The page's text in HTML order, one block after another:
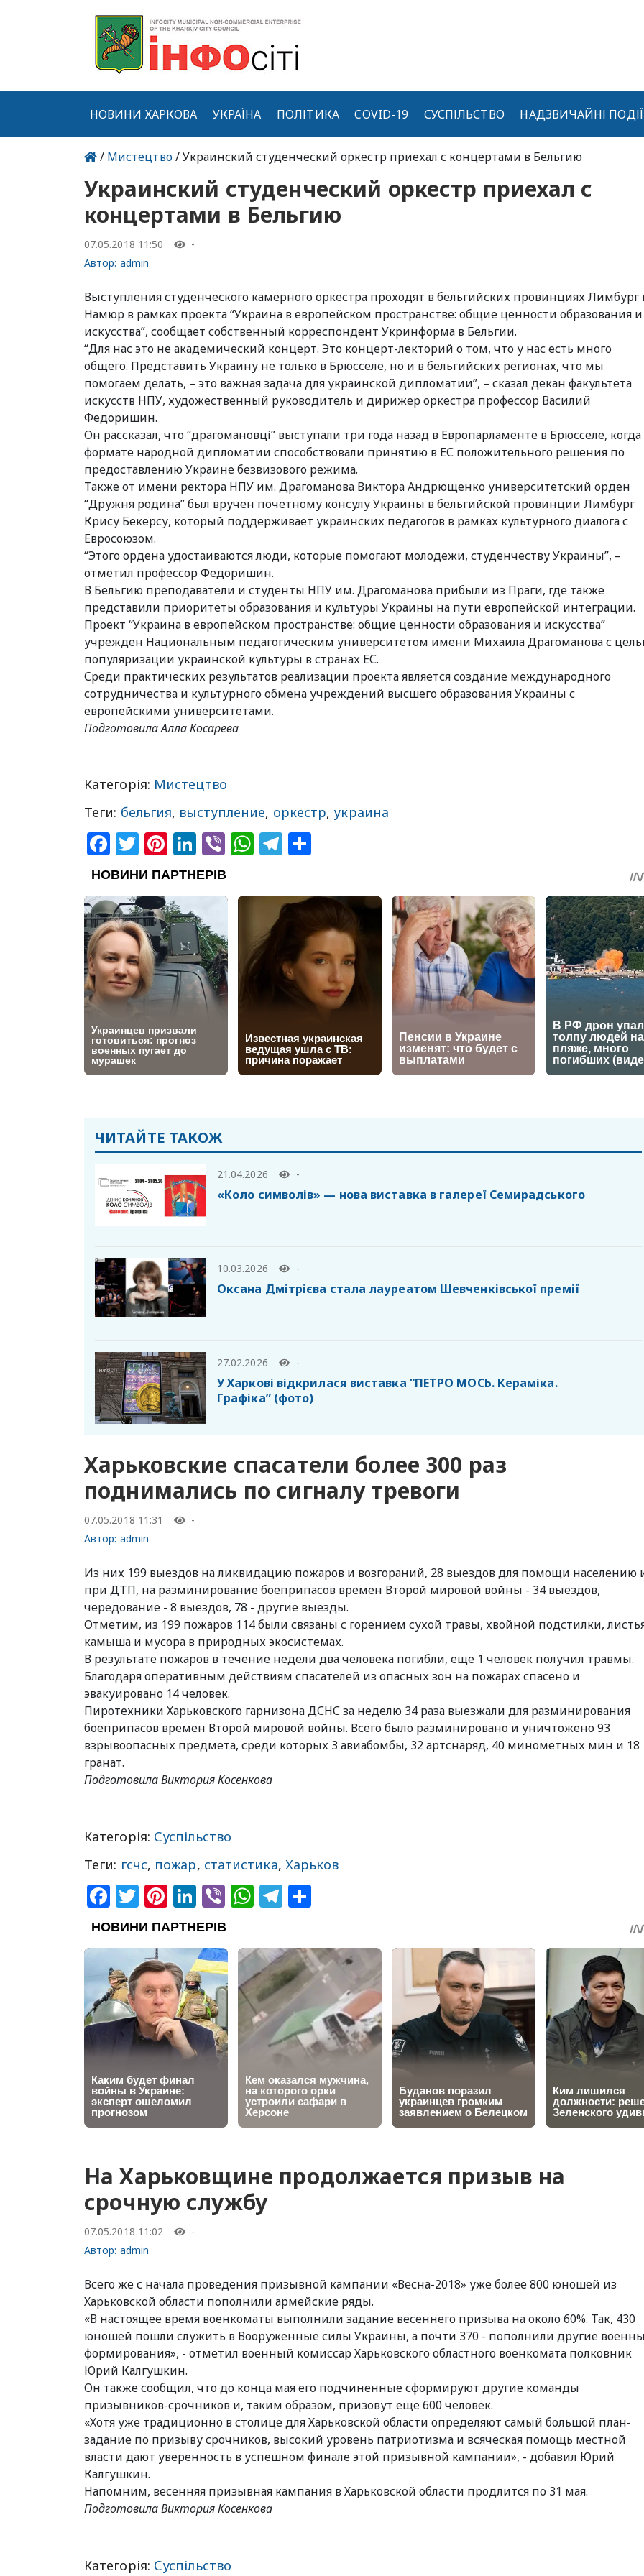
НОВИНИ ХАРКОВА УКРАЇНА ПОЛІТИКА COVID-19 СУСПІЛЬСТВО НАДЗВИЧАЙНІ ПОДІЇ
/ Мистецтво/ Украинский студенческий оркестр приехал с концертами в Бельгию
Украинский студенческий оркестр приехал с
концертами в Бельгию
07.05.2018 11:50
-
Автор: admin
Выступления студенческого камерного оркестра проходят в бельгийских провинциях Лимбург
Намюр в рамках проекта “Украина в европейском пространстве: общие ценности образования и
искусства”, сообщает собственный корреспондент Укринформа в Бельгии.
“Для нас это не академический концерт. Это концерт-лекторий о том, что у нас есть много
общего. Представить Украину не только в Брюсселе, но и в бельгийских регионах, что мы
помогаем делать, – это важная задача для украинской дипломатии”, – сказал декан факультета
искусств НПУ, художественный руководитель и дирижер оркестра профессор Василий
Федоришин.
Он рассказал, что “драгомановці” выступали три года назад в Европарламенте в Брюсселе, когда
формате народной дипломатии способствовали принятию в ЕС положительного решения по
предоставлению Украине безвизового режима.
Также от имени ректора НПУ им. Драгоманова Виктора Андрющенко университетский орден
“Дружня родина” был вручен почетному консулу Украины в бельгийской провинции Лимбург
Крису Бекерсу, который поддерживает украинских педагогов в рамках культурного диалога с
Евросоюзом.
“Этого ордена удостаиваются люди, которые помогают молодежи, студенчеству Украины”, –
отметил профессор Федоришин.
В Бельгию преподаватели и студенты НПУ им. Драгоманова прибыли из Праги, где также
представили приоритеты образования и культуры Украины на пути европейской интеграции.
Проект “Украина в европейском пространстве: общие ценности образования и искусства”
учрежден Национальным педагогическим университетом имени Михаила Драгоманова с
популяризации украинской культуры в странах ЕС.
Среди практических результатов реализации проекта является создание международного
сотрудничества и культурного обмена учреждений высшего образования Украины с
европейскими университетами.
Подготовила Алла Косарева
Категорія: Мистецтво
Теги: бельгия, выступление, оркестр, украина
Facebook
Twitter
Pinterest
LinkedIn
ViberWhatsApp
Telegram
ЧИТАЙТЕ ТАКОЖ
21.04.2026 -
«Коло символів» — нова виставка в галереї Семирадського
10.03.2026 -
Оксана Дмітрієва стала лауреатом Шевченківської премії
27.02.2026 -
У Харкові відкрилася виставка “ПЕТРО МОСЬ. Кераміка.
Графіка” (фото)
Харьковские спасатели более 300 раз
поднимались по сигналу тревоги
07.05.2018 11:31
-
Автор: admin
Из них 199 выездов на ликвидацию пожаров и возгораний, 28 выездов для помощи населению
при ДТП, на разминирование боеприпасов времен Второй мировой войны - 34 выездов,
чередование - 8 выездов, 78 - другие выезды.
Отметим, из 199 пожаров 114 были связаны с горением сухой травы, хвойной подстилки,
камыша и мусора в природных экосистемах.
В результате пожаров в течение недели два человека погибли, еще 1 человек получил травмы.
Благодаря оперативным действиям спасателей из опасных зон на пожарах спасено и
эвакуировано 14 человек.
Пиротехники Харьковского гарнизона ДСНС за неделю 34 раза выезжали для разминирования
боеприпасов времен Второй мировой войны. Всего было разминировано и уничтожено 93
взрывоопасных предмета, среди которых 3 авиабомбы, 32 артснаряд, 40 минометных мин и 18
гранат.
Подготовила Виктория Косенкова
Категорія: Суспільство
Теги: гсчс, пожар, статистика, Харьков
Facebook
Twitter
Pinterest
LinkedIn
ViberWhatsApp
Telegram
На Харьковщине продолжается призыв на
срочную службу
07.05.2018 11:02
-
Автор: admin
Всего же с начала проведения призывной кампании «Весна-2018» уже более 800 юношей из
Харьковской области пополнили армейские ряды.
«В настоящее время военкоматы выполнили задание весеннего призыва на около 60%. Так, 430
юношей пошли служить в Вооруженные силы Украины, а почти 370 - пополнили другие
формирования», - отметил военный комиссар Харьковского областного военкомата полковник
Юрий Калгушкин.
Он также сообщил, что до конца мая его подчиненные сформируют другие команды
призывников-срочников и, таким образом, призовут еще 600 человек.
«Хотя уже традиционно в столице для Харьковской области определяют самый большой план-
задание по призыву срочников, высокий уровень патриотизма и всяческая помощь местной
власти дают уверенность в успешном финале этой призывной кампании», - добавил Юрий
Калгушкин.
Напомним, весенняя призывная кампания в Харьковской области продлится по 31 мая.
Подготовила Виктория Косенкова
Категорія: Суспільство